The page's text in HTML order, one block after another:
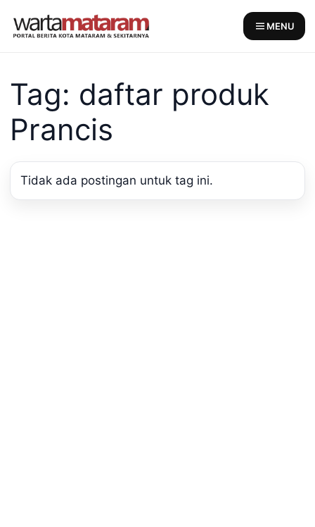
MENU
Tag: daftar produk
Prancis
Tidak ada postingan untuk tag ini.